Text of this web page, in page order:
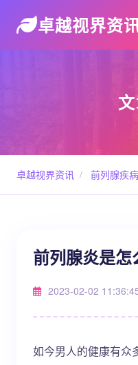
卓越视界资
卓越视界资讯 / 前列腺疾病
前列腺炎是怎
2023-02-02
如今男人的健康有众